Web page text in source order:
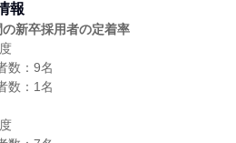
報
新卒採用者の定着率
数：9名
数：1名